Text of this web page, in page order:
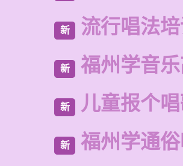
新 流行唱法
新 福州学音
新 儿童报个
新 福州学通